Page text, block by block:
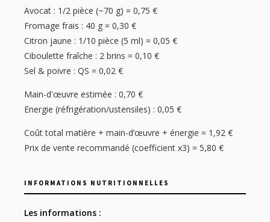
Avocat : 1/2 pièce (~70 g) = 0,75 €
Fromage frais : 40 g = 0,30 €
Citron jaune : 1/10 pièce (5 ml) = 0,05 €
Ciboulette fraîche : 2 brins = 0,10 €
Sel & poivre : QS = 0,02 €
Main-d'œuvre estimée : 0,70 €
Energie (réfrigération/ustensiles) : 0,05 €
Coût total matière + main-d’œuvre + énergie = 1,92 €
Prix de vente recommandé (coefficient x3) = 5,80 €
INFORMATIONS NUTRITIONNELLES
Les informations :